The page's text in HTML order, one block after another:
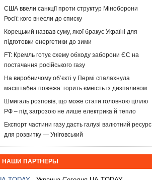
США ввели санкції проти структур Міноборони
Росії: кого внесли до списку
Корецький назвав суму, якої бракує Україні для
підготовки енергетики до зими
FT: Кремль готує схему обходу заборони ЄС на
постачання російського газу
На виробничому об’єкті у Пермі спалахнула
масштабна пожежа: горить ємність із дизпаливом
Шмигаль розповів, що може стати головною ціллю
РФ – під загрозою не лише електрика й тепло
Експорт частини газу дасть галузі валютний ресурс
для розвитку — Уніговський
НАШИ ПАРТНЕРЫ